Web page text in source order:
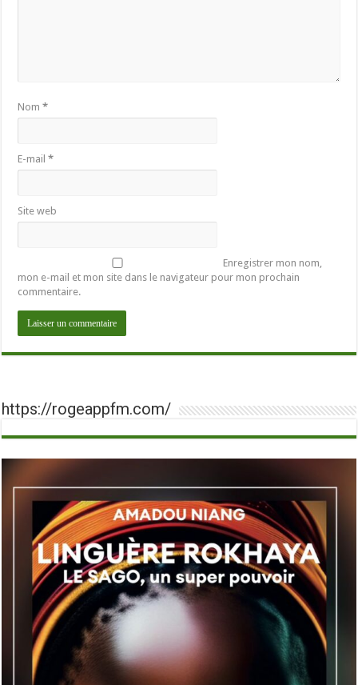
Nom*
E-mail*
Site web
Enregistrer mon nom,
mon e-mail et mon site dans le navigateur pour mon prochain
commentaire.
https://rogeappfm.com/